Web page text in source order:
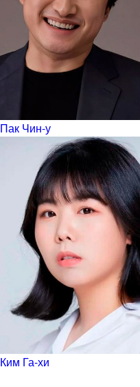
Пак Чин-у
Ким Га-хи